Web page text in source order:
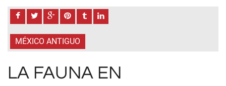
MÉXICO ANTIGUO
LA FAUNA EN